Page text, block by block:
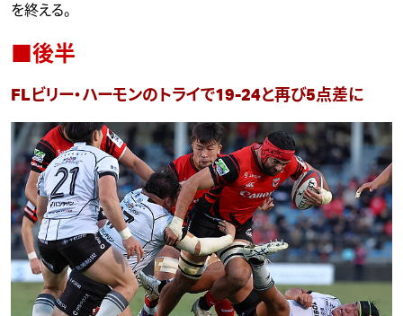
を終える。
■後半
FLビリー・ハーモンのトライで19-24と再び5点差に